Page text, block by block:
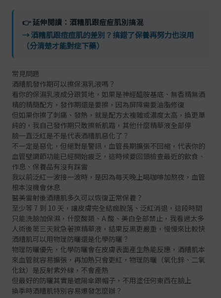
👉 延伸閱讀：酒糟肌跟痘痘肌別搞混
→ 酒糟肌跟痘痘肌的差別？搞錯了保養再努力也沒用
（分清楚才能對症下藥）
常見問題
酒糟肌發作期可以擦保濕乳液嗎？
看你的保濕乳液成分跟質地，如果是神經醯胺基底、無香精無酒
精的精簡配方，發作期還是要擦，因為屏障需要油脂修復
但如果你擦了刺痛、發熱，就是配方太複雜或濃度太高，換更單
純的，我自己發作期只敢擦新肌霜，其他什麼精華液全部停
臉一直泛紅是不是代表酒糟肌惡化了？
不一定是惡化，但絕對是警訊，血管長期擴張不回縮，代表你的
血管壁調節功能已經開始疲乏，這時候要回頭檢查最近的飲食、
作息、保養品有沒有踩雷
我以前泛紅一波接一波時，是因為每天晚上喝咖啡加熬夜，血管
根本沒機會休息
醫美雷射後酒糟肌多久可以恢復正常保養？
至少等 7 到 10 天，讓皮膚完全結痂脫落、泛紅消退，這段時間
只能洗臉加保濕，什麼酸類、A 酸、美白全部禁止，我看過太多
人術後第三天就急著擦精華液，結果反黑更嚴重，慢慢來比較快
酒糟肌可以用物理防曬還是化學防曬？
物理防曬優先，化學防曬會在皮膚表面產生熱能反應，酒糟肌本
來血管就容易擴張，再加熱只會更紅，物理防曬（氧化鋅、二氧
化鈦）是反射紫外線，不會產熱
但最好的防曬其實是遮陽傘跟帽子，不用塗任何東西在臉上
換季時酒糟肌特別容易爆發怎麼辦？